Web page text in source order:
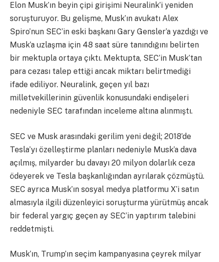
Elon Musk’ın beyin çipi girişimi Neuralink’i yeniden
soruşturuyor. Bu gelişme, Musk’ın avukatı Alex
Spiro’nun SEC’in eski başkanı Gary Gensler’a yazdığı ve
Musk’a uzlaşma için 48 saat süre tanındığını belirten
bir mektupla ortaya çıktı. Mektupta, SEC’in Musk’tan
para cezası talep ettiği ancak miktarı belirtmediği
ifade ediliyor. Neuralink, geçen yıl bazı
milletvekillerinin güvenlik konusundaki endişeleri
nedeniyle SEC tarafından inceleme altına alınmıştı.
SEC ve Musk arasındaki gerilim yeni değil; 2018’de
Tesla’yı özelleştirme planları nedeniyle Musk’a dava
açılmış, milyarder bu davayı 20 milyon dolarlık ceza
ödeyerek ve Tesla başkanlığından ayrılarak çözmüştü.
SEC ayrıca Musk’ın sosyal medya platformu X’i satın
almasıyla ilgili düzenleyici soruşturma yürütmüş ancak
bir federal yargıç geçen ay SEC’in yaptırım talebini
reddetmişti.
Musk’ın, Trump’ın seçim kampanyasına çeyrek milyar